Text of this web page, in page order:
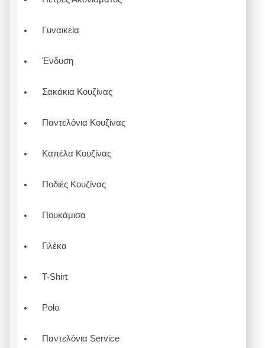
Γυναικεία
Ένδυση
Σακάκια Κουζίνας
Παντελόνια Κουζίνας
Καπέλα Κουζίνας
Ποδιές Κουζίνας
Πουκάμισα
Γιλέκα
T-Shirt
Polo
Παντελόνια Service